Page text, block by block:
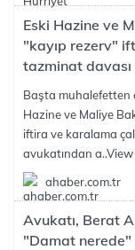
Eski Hazine ve
"kayıp rezerv"
tazminat davası
Başta muhalefetten
Hazine ve Maliye
iftira ve karalama
avukatından a..
ahaber.com.tr
Avukatı, Berat
"Damat nerede"